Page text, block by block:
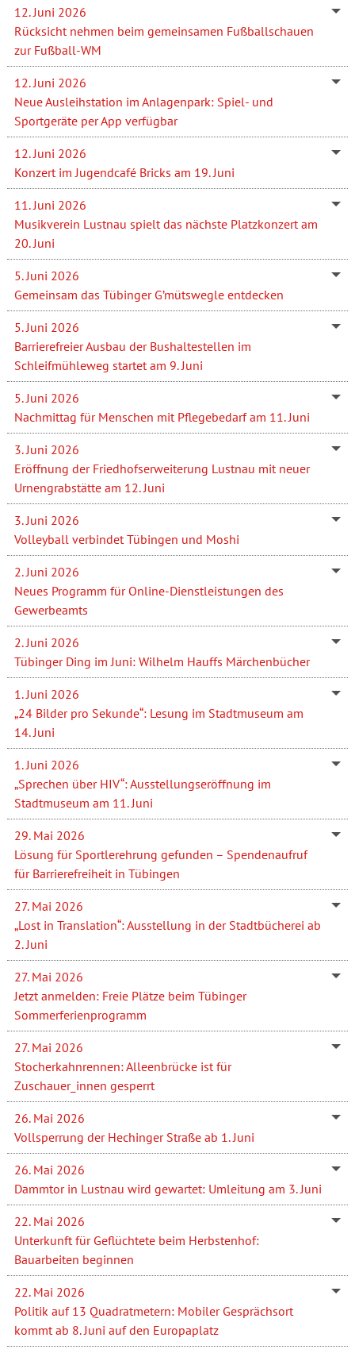
12. Juni 2026
Rücksicht nehmen beim gemeinsamen Fußballschauen
zur Fußball-WM
12. Juni 2026
Neue Ausleihstation im Anlagenpark: Spiel- und
Sportgeräte per App verfügbar
12. Juni 2026
Konzert im Jugendcafé Bricks am 19. Juni
11. Juni 2026
Musikverein Lustnau spielt das nächste Platzkonzert am
20. Juni
5. Juni 2026
Gemeinsam das Tübinger G’mütswegle entdecken
5. Juni 2026
Barrierefreier Ausbau der Bushaltestellen im
Schleifmühleweg startet am 9. Juni
5. Juni 2026
Nachmittag für Menschen mit Pflegebedarf am 11. Juni
3. Juni 2026
Eröffnung der Friedhofserweiterung Lustnau mit neuer
Urnengrabstätte am 12. Juni
3. Juni 2026
Volleyball verbindet Tübingen und Moshi
2. Juni 2026
Neues Programm für Online-Dienstleistungen des
Gewerbeamts
2. Juni 2026
Tübinger Ding im Juni: Wilhelm Hauffs Märchenbücher
1. Juni 2026
„24 Bilder pro Sekunde“: Lesung im Stadtmuseum am
14. Juni
1. Juni 2026
„Sprechen über HIV“: Ausstellungseröffnung im
Stadtmuseum am 11. Juni
29. Mai 2026
Lösung für Sportlerehrung gefunden – Spendenaufruf
für Barrierefreiheit in Tübingen
27. Mai 2026
„Lost in Translation“: Ausstellung in der Stadtbücherei ab
2. Juni
27. Mai 2026
Jetzt anmelden: Freie Plätze beim Tübinger
Sommerferienprogramm
27. Mai 2026
Stocherkahnrennen: Alleenbrücke ist für
Zuschauer_innen gesperrt
26. Mai 2026
Vollsperrung der Hechinger Straße ab 1. Juni
26. Mai 2026
Dammtor in Lustnau wird gewartet: Umleitung am 3. Juni
22. Mai 2026
Unterkunft für Geflüchtete beim Herbstenhof:
Bauarbeiten beginnen
22. Mai 2026
Politik auf 13 Quadratmetern: Mobiler Gesprächsort
kommt ab 8. Juni auf den Europaplatz